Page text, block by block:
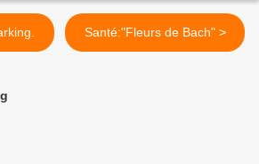
Santé:"Fleurs de Bach" >